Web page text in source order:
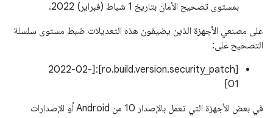
بمستوى تصحيح الأمان بتاريخ 1 شباط (فبراير) 2022.
على مصنعي الأجهزة الذين يضيفون هذه التعديلات ضبط مستوى سلسلة
التصحيح على:
[ro.build.version.security_patch]:[2022-02-
01]
في بعض الأجهزة التي تعمل بالإصدار 10 من Android أو الإصدارات